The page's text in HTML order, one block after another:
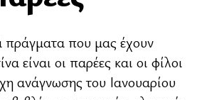
που μας έχουν
είναι οι παρέες και οι φίλοι
ανάγνωσης του Ιανουαρίου